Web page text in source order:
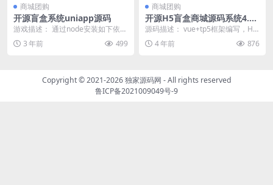
商城团购
开源盲盒系统uniapp源码
游戏描述： 通过node安装如下依
赖，即可查看效果： npm install
u... 3 年前 499
商城团购
开源H5盲盒商城源码系统4.0|
vue+TP5php框架开发开源网
源码描述： vue+tp5框架编写，H5
网页，前后端分离，开源无加密无
授权，可以...
4 年前 876
Copyright © 2021-2026独家源码网 - All rights reserved
鲁ICP备2021009049号-9